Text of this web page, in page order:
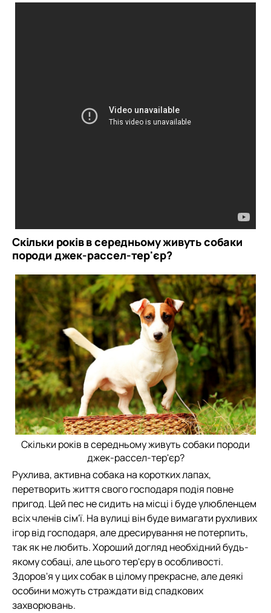
Скільки років в середньому живуть собаки
породи джек-рассел-тер'єр?
Скільки років в середньому живуть собаки породи
джек-рассел-тер'єр?
Рухлива, активна собака на коротких лапах,
перетворить життя свого господаря подія повне
пригод. Цей пес не сидить на місці і буде улюбленцем
всіх членів сім'ї. На вулиці він буде вимагати рухливих
ігор від господаря, але дресирування не потерпить,
так як не любить. Хороший догляд необхідний будь-
якому собаці, але цього тер'єру в особливості.
Здоров'я у цих собак в цілому прекрасне, але деякі
особини можуть страждати від спадкових
захворювань.